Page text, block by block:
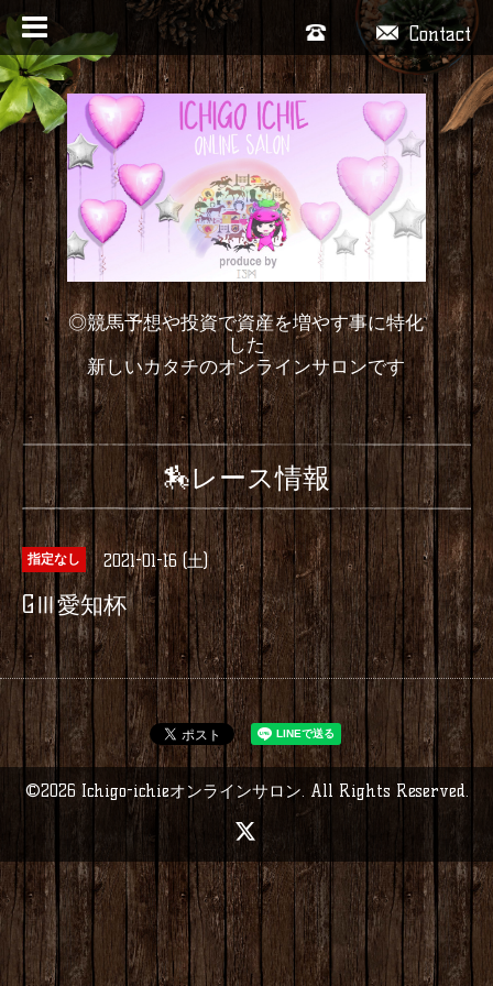
Contact
◎競馬予想や投資で資産を増やす事に特化
した
新しいカタチのオンラインサロンです
🏇レース情報
指定なし 2021-01-16 (土)
GⅢ愛知杯
©2026 Ichigo-ichieオンラインサロン . All Rights Reserved.